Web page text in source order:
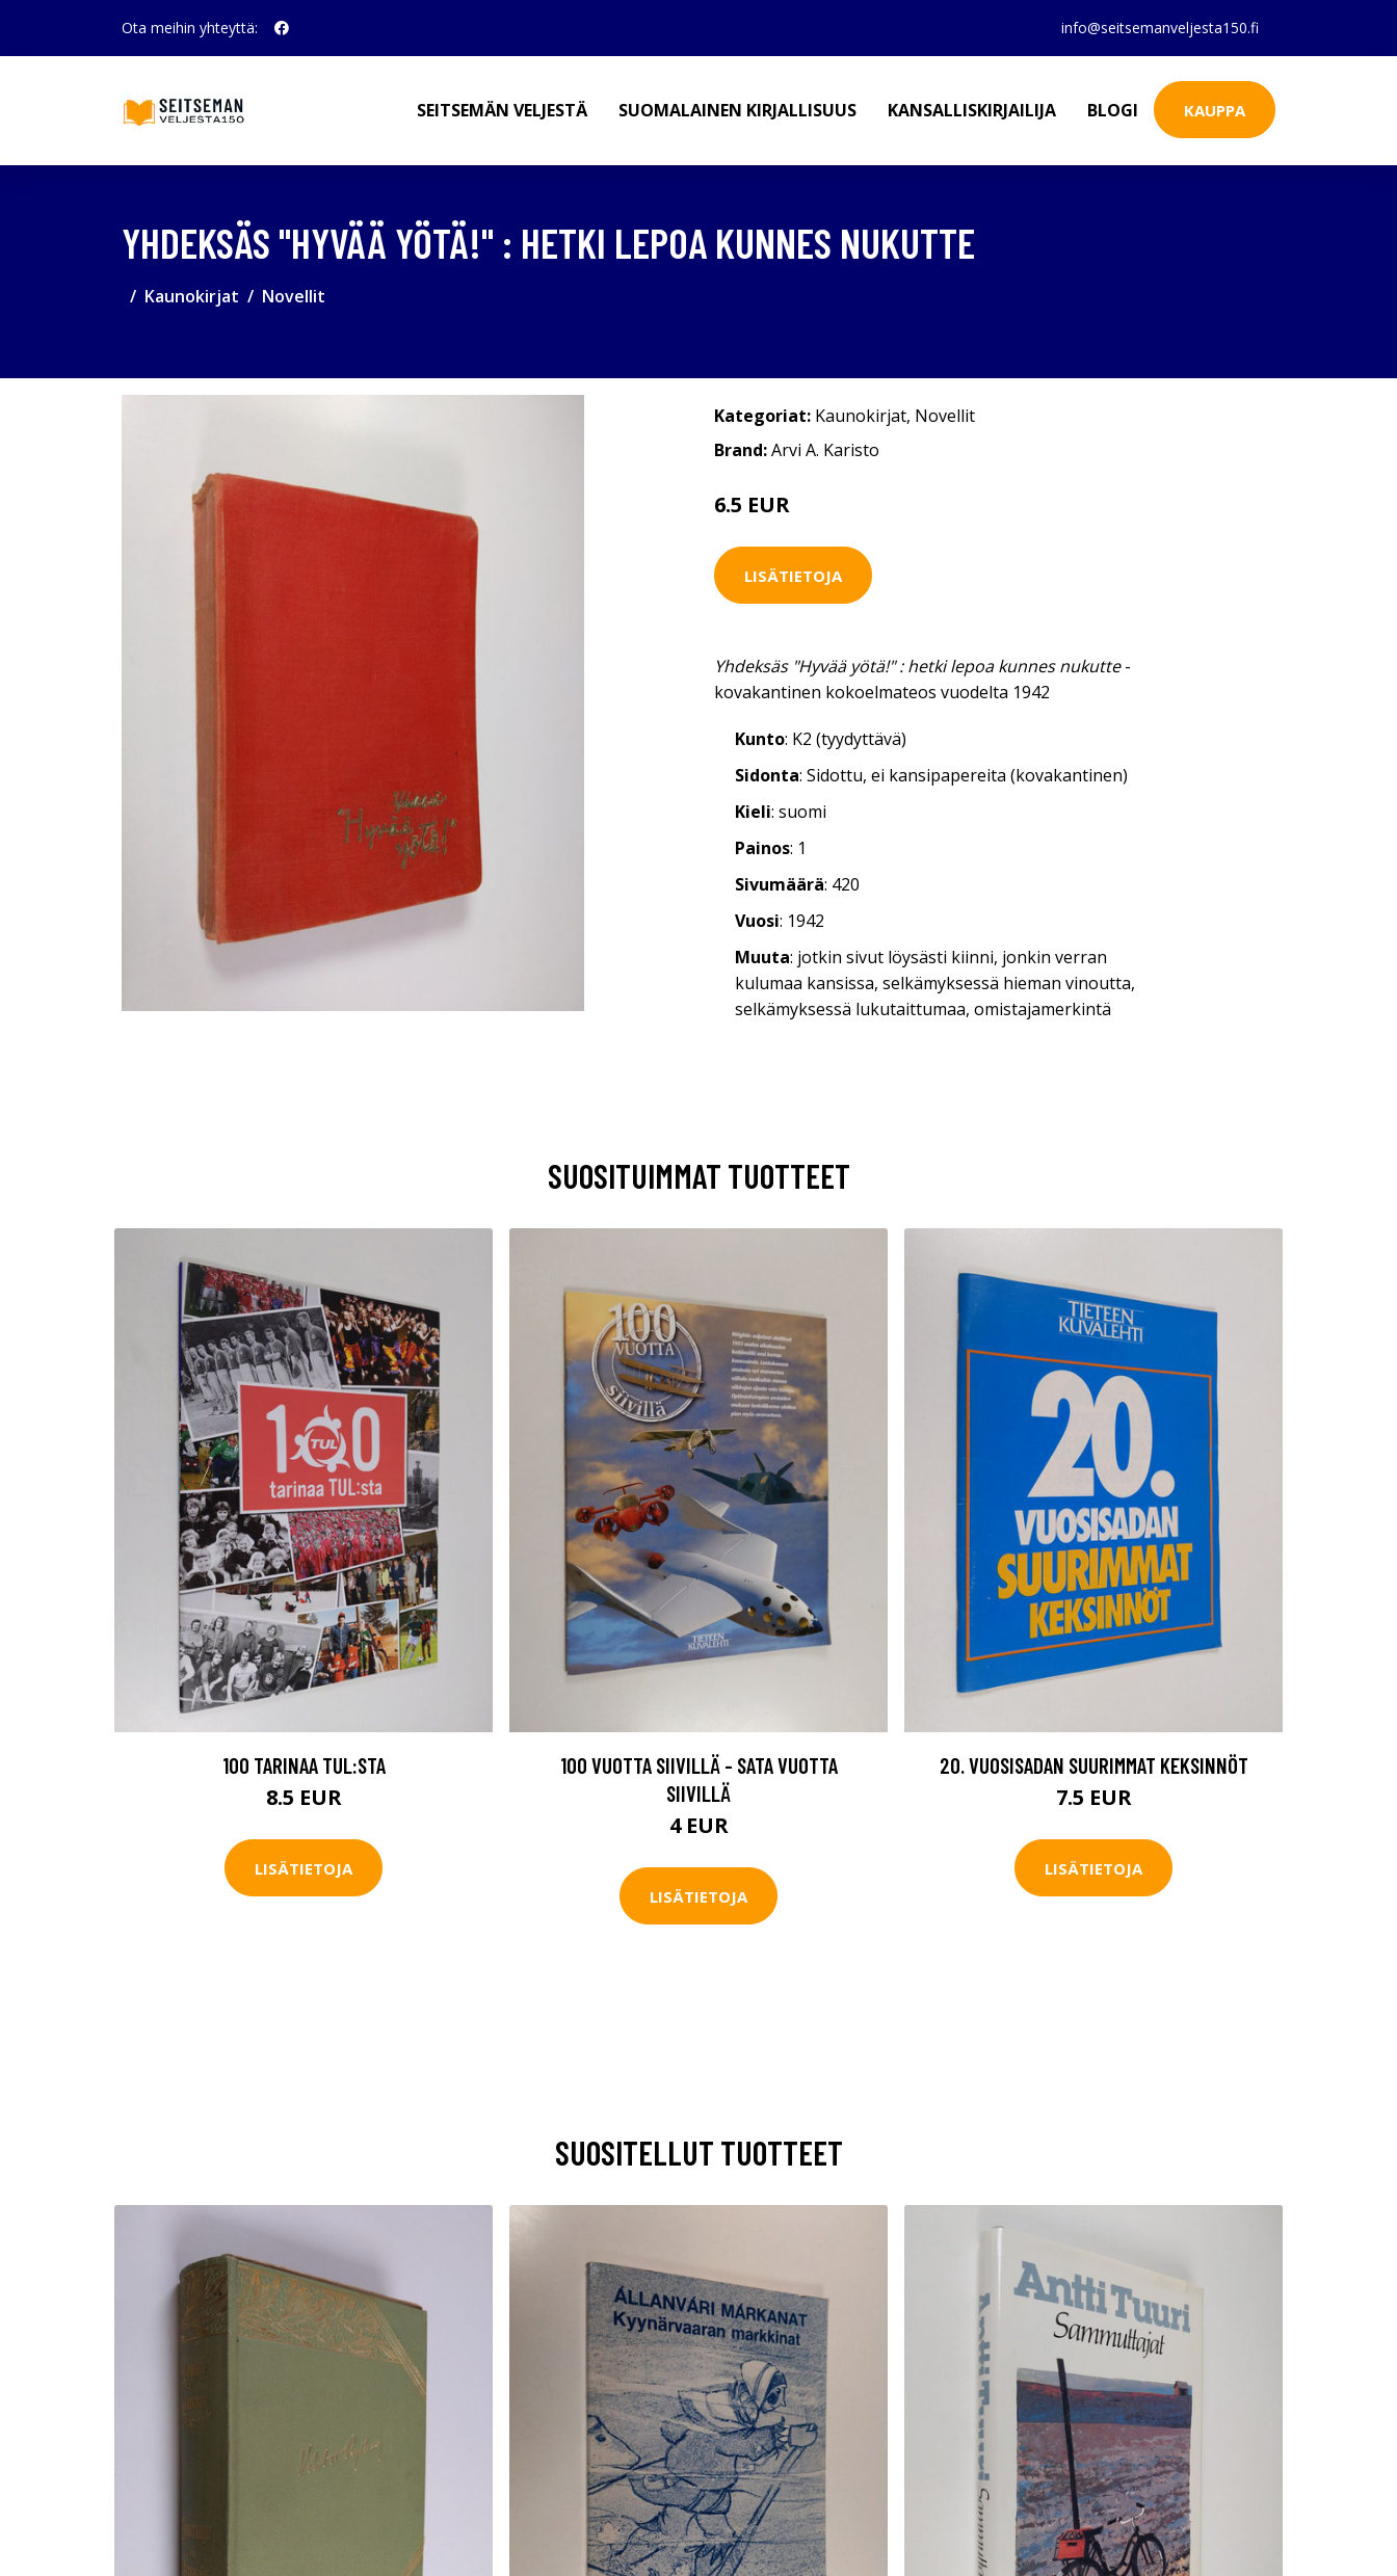
Ota meihin yhteyttä: info@seitsemanveljesta150.fi
SEITSEMÄN VELJESTÄ SUOMALAINEN KIRJALLISUUS KANSALLISKIRJAILIJA BLOGI KAUPPA
YHDEKSÄS "HYVÄÄ YÖTÄ!" : HETKI LEPOA KUNNES NUKUTTE
Kaunokirjat Novellit
Kategoriat: Kaunokirjat, Novellit
Brand:Arvi A. Karisto
6.5 EUR
LISÄTIETOJA
Yhdeksäs "Hyvää yötä!" : hetki lepoa kunnes nukutte-
kovakantinen kokoelmateos vuodelta 1942
Kunto: K2 (tyydyttävä)
Sidonta: Sidottu, ei kansipapereita (kovakantinen)
Kieli: suomi
Painos: 1
Sivumäärä: 420
Vuosi: 1942
Muuta: jotkin sivut löysästi kiinni, jonkin verran
kulumaa kansissa, selkämyksessä hieman vinoutta,
selkämyksessä lukutaittumaa, omistajamerkintä
SUOSITUIMMAT TUOTTEET
100 TARINAA TUL:STA
8.5 EUR
LISÄTIETOJA
100 VUOTTA SIIVILLÄ - SATA VUOTTA
SIIVILLÄ
4 EUR
LISÄTIETOJA
20. VUOSISADAN SUURIMMAT KEKSINNÖT
7.5 EUR
LISÄTIETOJA
SUOSITELLUT TUOTTEET